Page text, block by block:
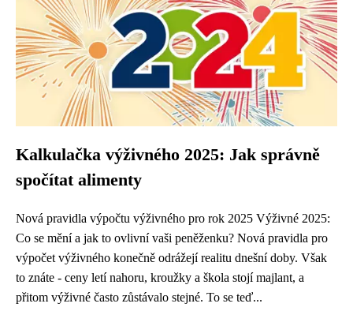
Kalkulačka výživného 2025: Jak správně
spočítat alimenty
Nová pravidla výpočtu výživného pro rok 2025 Výživné 2025:
Co se mění a jak to ovlivní vaši peněženku? Nová pravidla pro
výpočet výživného konečně odrážejí realitu dnešní doby. Však
to znáte - ceny letí nahoru, kroužky a škola stojí majlant, a
přitom výživné často zůstávalo stejné. To se teď...